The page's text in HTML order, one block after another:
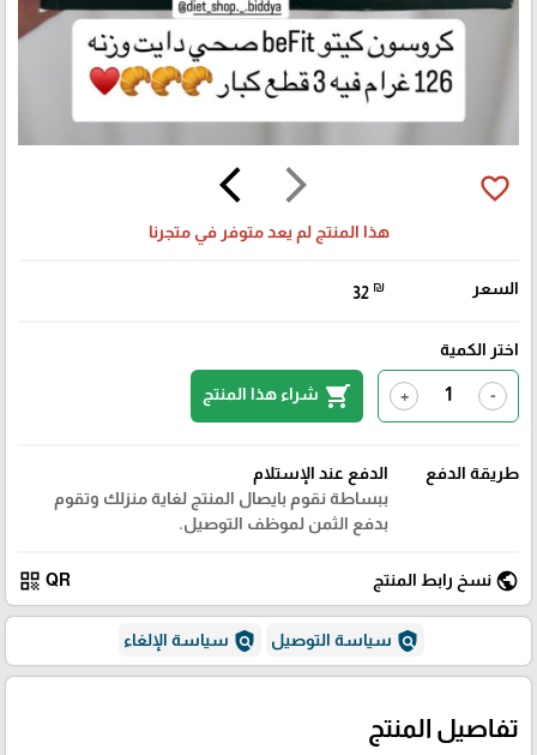
arrow_forward_ios
arrow_back_ios favorite_border
هذا المنتج لم يعد متوفر في متجرنا
السعر 32 ₪
اختر الكمية
-
+
shopping_cart شراء هذا المنتج
طريقة الدفع
الدفع عند الإستلام
ببساطة نقوم بايصال المنتج لغاية منزلك وتقوم
بدفع الثمن لموظف التوصيل.
public نسخ رابط المنتج QR
qr_code
policy سياسة التوصيل policy سياسة الإلغاء
تفاصيل المنتج